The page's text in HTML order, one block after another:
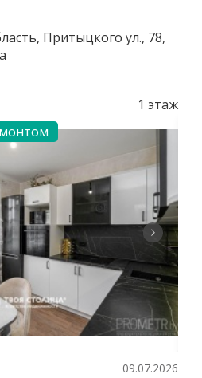
Притыцкого ул., 78,
1 этаж
09.07.2026